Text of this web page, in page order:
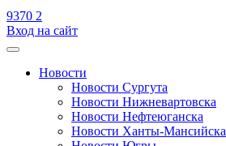
9370 2
Вход на сайт
Новости
Новости Сургута
Новости Нижневартовска
Новости Нефтеюганска
Новости Ханты-Мансийска